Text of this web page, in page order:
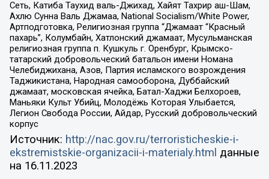
Сеть, Катиба Таухид валь-Джихад, Хайят Тахрир аш-Шам,
Ахлю Сунна Валь Джамаа, National Socialism/White Power,
Артподготовка, Религиозная группа “Джамаат “Красный
пахарь”, Колумбайн, Хатлонский джамаат, Мусульманская
религиозная группа п. Кушкуль г. Оренбург, Крымско-
татарский добровольческий батальон имени Номана
Челебиджихана, Азов, Партия исламского возрождения
Таджикистана, Народная самооборона, Дуббайский
джамаат, московская ячейка, Батал-Хаджи Белхороев,
Маньяки Культ Убийц, Молодёжь Которая Улыбается,
Легион Свобода России, Айдар, Русский добровольческий
корпус
Источник: http://nac.gov.ru/terroristicheskie-i-
ekstremistskie-organizacii-i-materialy.html данные
на 16.11.2023